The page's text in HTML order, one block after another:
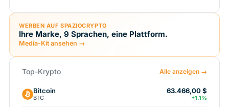
WERBEN AUF SPAZIOCRYPTO
Ihre Marke, 9 Sprachen, eine Plattform.
Media-Kit ansehen →
Top-Krypto Alle anzeigen →
Bitcoin
BTC
63.466,00 $
+1.1%